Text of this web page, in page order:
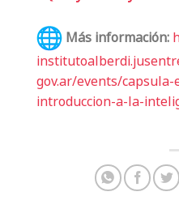
Más información:
gov.ar/events/capsula-
introduccion-a-la-